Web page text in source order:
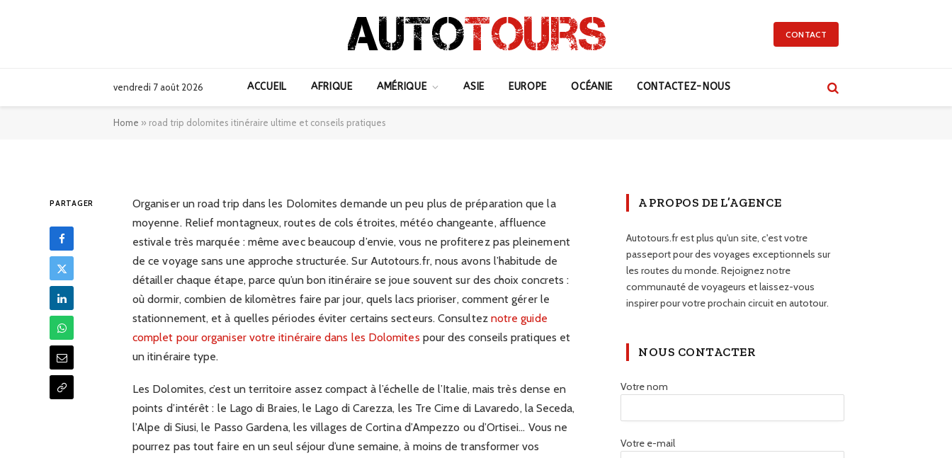
CONTACT
vendredi 7 août 2026 ACCUEIL AFRIQUE AMÉRIQUE ASIE EUROPE OCÉANIE CONTACTEZ-NOUS
Home » road trip dolomites itinéraire ultime et conseils pratiques
PARTAGER
Organiser un road trip dans les Dolomites demande un peu plus de préparation que la
moyenne. Relief montagneux, routes de cols étroites, météo changeante, affluence
estivale très marquée : même avec beaucoup d’envie, vous ne profiterez pas pleinement
de ce voyage sans une approche structurée. Sur Autotours.fr, nous avons l’habitude de
détailler chaque étape, parce qu’un bon itinéraire se joue souvent sur des choix concrets :
où dormir, combien de kilomètres faire par jour, quels lacs prioriser, comment gérer le
stationnement, et à quelles périodes éviter certains secteurs. Consultez notre guide
complet pour organiser votre itinéraire dans les Dolomites pour des conseils pratiques et
un itinéraire type.
Les Dolomites, c’est un territoire assez compact à l’échelle de l’Italie, mais très dense en
points d’intérêt : le Lago di Braies, le Lago di Carezza, les Tre Cime di Lavaredo, la Seceda,
l’Alpe di Siusi, le Passo Gardena, les villages de Cortina d’Ampezzo ou d’Ortisei… Vous ne
pourrez pas tout faire en un seul séjour d’une semaine, à moins de transformer vos
A PROPOS DE L’AGENCE
Autotours.fr est plus qu'un site, c'est votre
passeport pour des voyages exceptionnels sur
les routes du monde. Rejoignez notre
communauté de voyageurs et laissez-vous
inspirer pour votre prochain circuit en autotour.
NOUS CONTACTER
Votre nom
Votre e-mail